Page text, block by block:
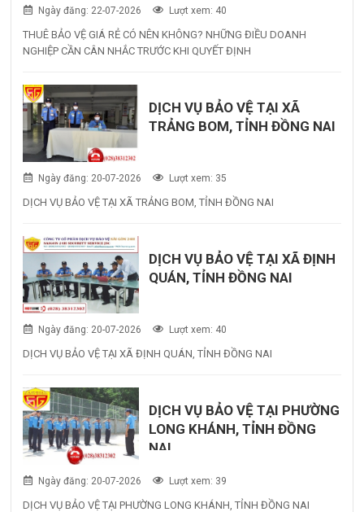
Ngày đăng: 22-07-2026 Lượt xem: 40
THUÊ BẢO VỆ GIÁ RẺ CÓ NÊN KHÔNG? NHỮNG ĐIỀU DOANH
NGHIỆP CẦN CÂN NHẮC TRƯỚC KHI QUYẾT ĐỊNH
DỊCH VỤ BẢO VỆ TẠI XÃ
TRẢNG BOM, TỈNH ĐỒNG NAI
Ngày đăng: 20-07-2026 Lượt xem: 35
DỊCH VỤ BẢO VỆ TẠI XÃ TRẢNG BOM, TỈNH ĐỒNG NAI
DỊCH VỤ BẢO VỆ TẠI XÃ ĐỊNH
QUÁN, TỈNH ĐỒNG NAI
Ngày đăng: 20-07-2026 Lượt xem: 40
DỊCH VỤ BẢO VỆ TẠI XÃ ĐỊNH QUÁN, TỈNH ĐỒNG NAI
DỊCH VỤ BẢO VỆ TẠI PHƯỜNG
LONG KHÁNH, TỈNH ĐỒNG
NAI
Ngày đăng: 20-07-2026 Lượt xem: 39
DỊCH VỤ BẢO VỆ TẠI PHƯỜNG LONG KHÁNH, TỈNH ĐỒNG NAI